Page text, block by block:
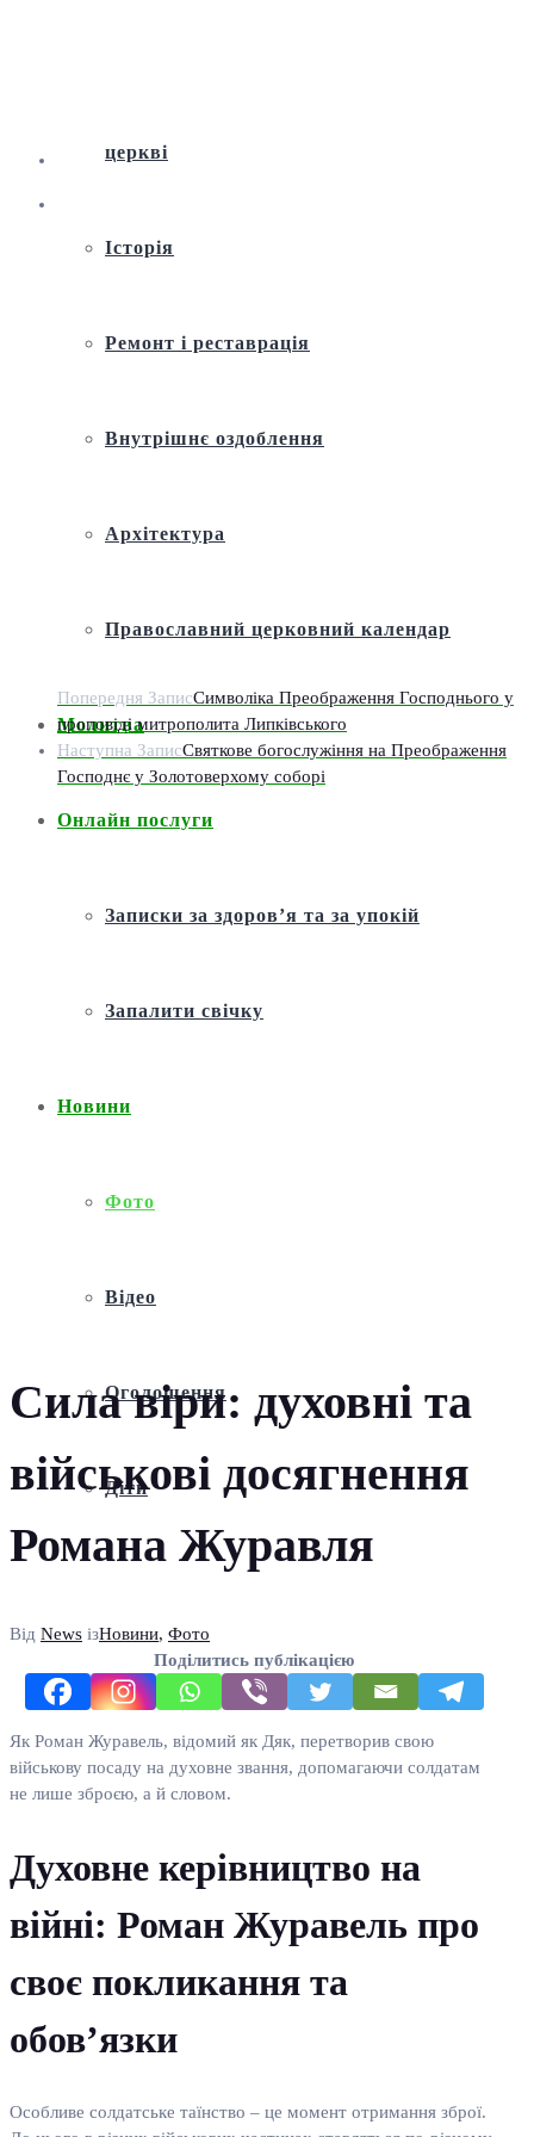
церкві
Історія
Ремонт і реставрація
Внутрішнє оздоблення
Архітектура
Православний церковний календар
Молитва
Онлайн послуги
Записки за здоров’я та за упокій
Запалити свічку
Новини
Фото
Відео
Оголошення
Діти
Сила віри: духовні та
військові досягнення
Романа Журавля
Від News ізНовини, Фото
Поділитись публікацією
Як Роман Журавель, відомий як Дяк, перетворив свою
військову посаду на духовне звання, допомагаючи солдатам
не лише зброєю, а й словом.
Духовне керівництво на
війні: Роман Журавель про
своє покликання та
обов’язки
Особливе солдатське таїнство – це момент отримання зброї.
Попередня ЗаписСимволіка Преображення Господнього у
проповіді митрополита Липківського
Наступна ЗаписСвяткове богослужіння на Преображення
Господнє у Золотоверхому соборі